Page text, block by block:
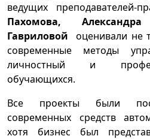
ведущих преподавателей-
Пахомова,
Гавриловой оценивали не
современные методы
личностный и
обучающихся.
Все проекты были
современных средств
хотя бизнес был